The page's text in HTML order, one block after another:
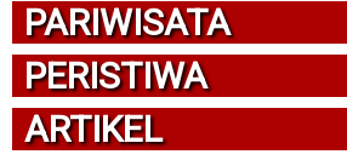
PARIWISATA
PERISTIWA
ARTIKEL